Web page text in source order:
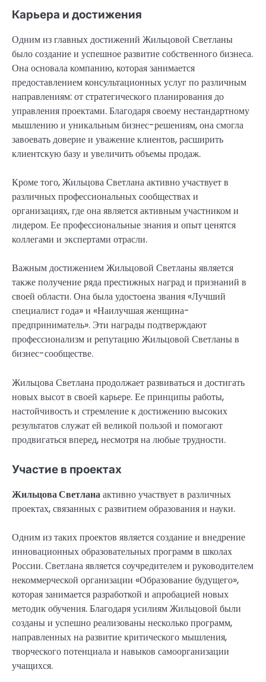
Карьера и достижения
Одним из главных достижений Жильцовой Светланы
было создание и успешное развитие собственного бизнеса.
Она основала компанию, которая занимается
предоставлением консультационных услуг по различным
направлениям: от стратегического планирования до
управления проектами. Благодаря своему нестандартному
мышлению и уникальным бизнес-решениям, она смогла
завоевать доверие и уважение клиентов, расширить
клиентскую базу и увеличить объемы продаж.
Кроме того, Жильцова Светлана активно участвует в
различных профессиональных сообществах и
организациях, где она является активным участником и
лидером. Ее профессиональные знания и опыт ценятся
коллегами и экспертами отрасли.
Важным достижением Жильцовой Светланы является
также получение ряда престижных наград и признаний в
своей области. Она была удостоена звания «Лучший
специалист года» и «Наилучшая женщина-
предприниматель». Эти награды подтверждают
профессионализм и репутацию Жильцовой Светланы в
бизнес-сообществе.
Жильцова Светлана продолжает развиваться и достигать
новых высот в своей карьере. Ее принципы работы,
настойчивость и стремление к достижению высоких
результатов служат ей великой пользой и помогают
продвигаться вперед, несмотря на любые трудности.
Участие в проектах
Жильцова Светланаактивно участвует в различных
проектах, связанных с развитием образования и науки.
Одним из таких проектов является создание и внедрение
инновационных образовательных программ в школах
России. Светлана является соучредителем и руководителем
некоммерческой организации «Образование будущего»,
которая занимается разработкой и апробацией новых
методик обучения. Благодаря усилиям Жильцовой были
созданы и успешно реализованы несколько программ,
направленных на развитие критического мышления,
творческого потенциала и навыков самоорганизации
учащихся.